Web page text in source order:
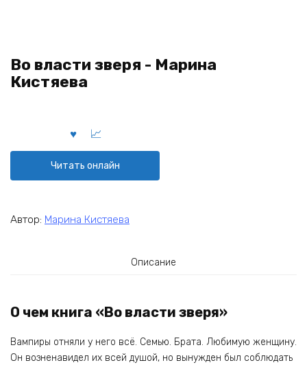
Во власти зверя - Марина
Кистяева
Читать онлайн
Автор: Марина Кистяева
Описание
О чем книга «Во власти зверя»
Вампиры отняли у него всё. Семью. Брата. Любимую женщину.
Он возненавидел их всей душой, но вынужден был соблюдать